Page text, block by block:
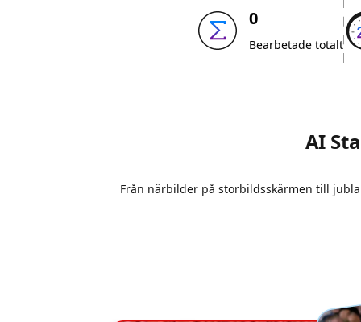
0
Bearbetade totalt
AI
Från närbilder på storbildsskärmen till